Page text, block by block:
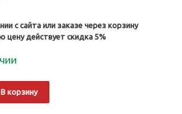
с сайта или заказе через корзину
цену действует скидка 5%
В корзину